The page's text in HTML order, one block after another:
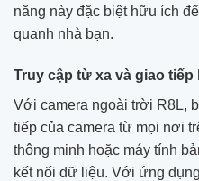
năng này đặc biệt hữu ích
quanh nhà bạn.
Truy cập từ xa và giao tiếp
Với camera ngoài trời R8L,
tiếp của camera từ mọi nơi
thông minh hoặc máy tính
kết nối dữ liệu. Với ứng